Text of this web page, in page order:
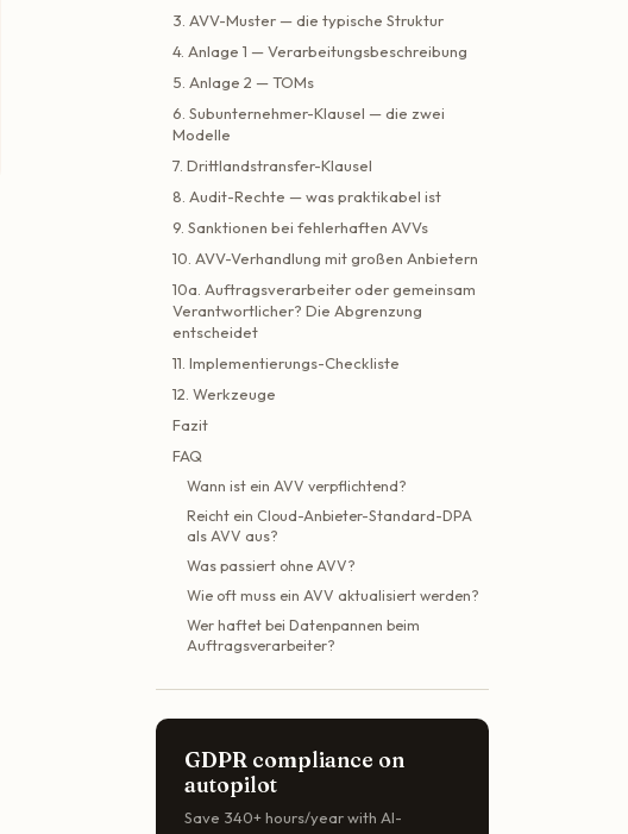
3. AVV-Muster — die typische Struktur
4. Anlage 1 — Verarbeitungsbeschreibung
5. Anlage 2 — TOMs
6. Subunternehmer-Klausel — die zwei
Modelle
7. Drittlandstransfer-Klausel
8. Audit-Rechte — was praktikabel ist
9. Sanktionen bei fehlerhaften AVVs
10. AVV-Verhandlung mit großen Anbietern
10a. Auftragsverarbeiter oder gemeinsam
Verantwortlicher? Die Abgrenzung
entscheidet
11. Implementierungs-Checkliste
12. Werkzeuge
Fazit
FAQ
Wann ist ein AVV verpflichtend?
Reicht ein Cloud-Anbieter-Standard-DPA
als AVV aus?
Was passiert ohne AVV?
Wie oft muss ein AVV aktualisiert werden?
Wer haftet bei Datenpannen beim
Auftragsverarbeiter?
GDPR compliance on
autopilot
Save 340+ hours/year with AI-